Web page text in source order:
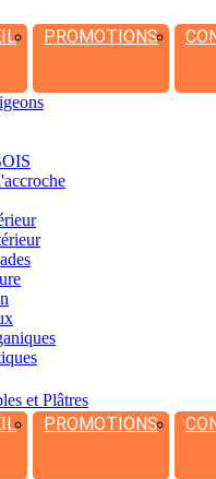
PROMOTIONS
et Plâtres
PROMOTIONS